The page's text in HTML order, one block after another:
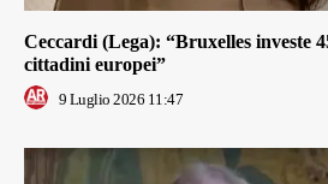
Ceccardi (Lega): “Bruxelles investe
cittadini europei”
9 Luglio 2026 11:47